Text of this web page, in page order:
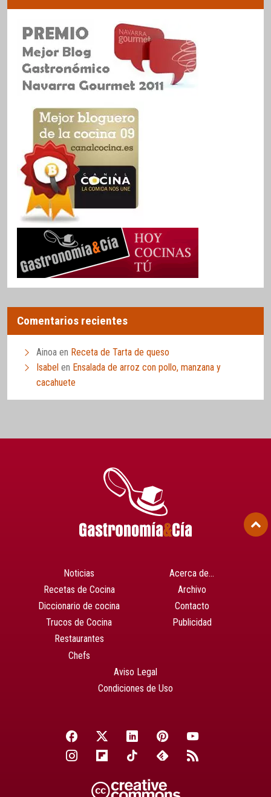
Comentarios recientes
Ainoa en Receta de Tarta de queso
Isabel en Ensalada de arroz con pollo, manzana y
cacahuete
Noticias
Recetas de Cocina
Diccionario de cocina
Trucos de Cocina
Restaurantes
Chefs
Acerca de…
Archivo
Contacto
Publicidad
Aviso Legal
Condiciones de Uso